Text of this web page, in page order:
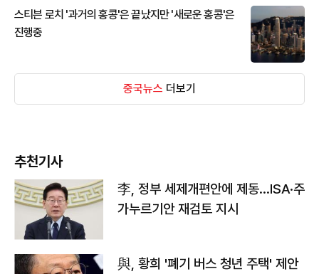
스티븐 로치 '과거의 홍콩'은 끝났지만 '새로운 홍콩'은
진행중
중국뉴스 더보기
추천기사
李, 정부 세제개편안에 제동…ISA·주
가누르기안 재검토 지시
與, 황희 '폐기 버스 청년 주택' 제안